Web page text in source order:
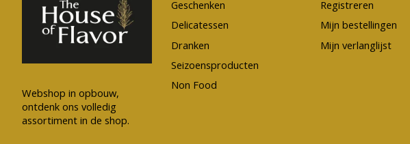
Webshop in opbouw,
ontdenk ons volledig
assortiment in de shop.
Geschenken
Delicatessen
Dranken
Seizoensproducten
Non Food
Registreren
Mijn bestellingen
Mijn verlanglijst